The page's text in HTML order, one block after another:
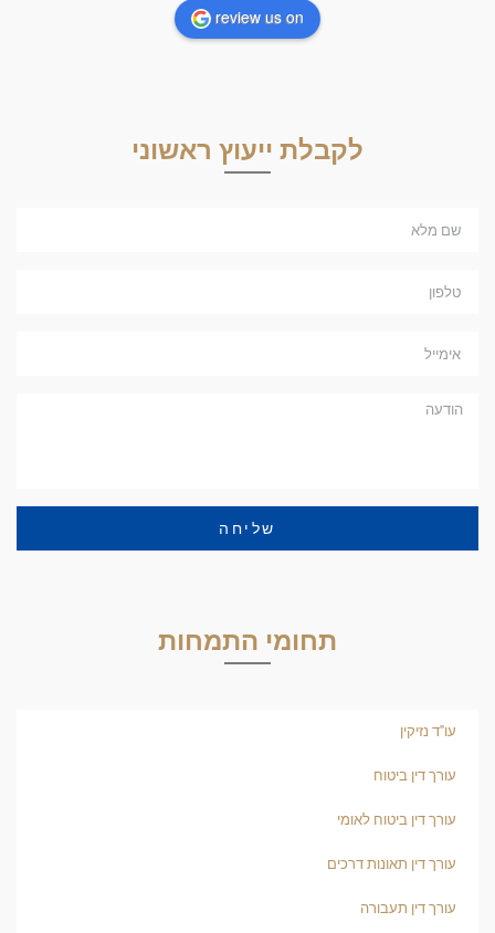
review us on
לקבלת ייעוץ ראשוני
שליחה
תחומי התמחות
עו"ד נזיקין
עורך דין ביטוח
עורך דין ביטוח לאומי
עורך דין תאונות דרכים
עורך דין תעבורה